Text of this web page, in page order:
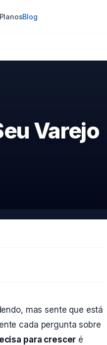
PlanosBlog
Varejo
mas sente que está
cada pergunta sobre
para crescer é